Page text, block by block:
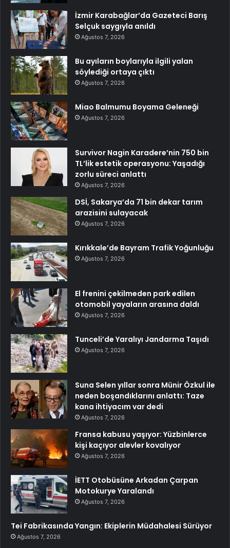
İzmir Karabağlar’da Gazeteci Barış
Selçuk saygıyla anıldı
Ağustos 7, 2026
Bu ayıların boylarıyla ilgili yalan
söylediği ortaya çıktı
Ağustos 7, 2026
Miao Balmumu Boyama Geleneği
Ağustos 7, 2026
Survivor Nagin Karadere’nin 750 bin
TL’lik estetik operasyonu: Yaşadığı
zorlu süreci anlattı
Ağustos 7, 2026
DSİ, Sakarya’da 71 bin dekar tarım
arazisini sulayacak
Ağustos 7, 2026
Kırıkkale’de Bayram Trafik Yoğunluğu
Ağustos 7, 2026
El frenini çekilmeden park edilen
otomobil yayaların arasına daldı
Ağustos 7, 2026
Tunceli’de Yaralıyı Jandarma Taşıdı
Ağustos 7, 2026
Suna Selen yıllar sonra Münir Özkul ile
neden boşandıklarını anlattı: Taze
kana ihtiyacım var dedi
Ağustos 7, 2026
Fransa kabusu yaşıyor: Yüzbinlerce
kişi kaçıyor alevler kovalıyor
Ağustos 7, 2026
İETT Otobüsüne Arkadan Çarpan
Motokurye Yaralandı
Ağustos 7, 2026
Tei Fabrikasında Yangın: Ekiplerin Müdahalesi Sürüyor
Ağustos 7, 2026